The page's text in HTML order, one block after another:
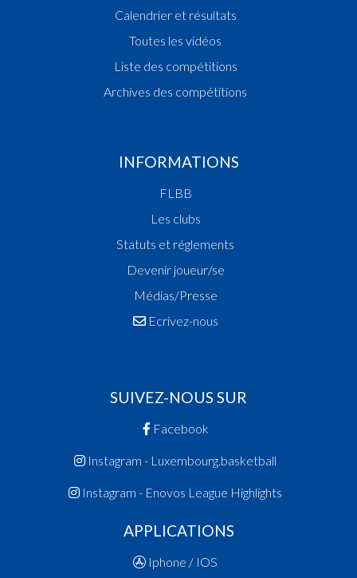
Calendrier et résultats
Toutes les vidéos
Liste des compétitions
Archives des compétitions
INFORMATIONS
FLBB
Les clubs
Statuts et réglements
Devenir joueur/se
Médias/Presse
Ecrivez-nous
SUIVEZ-NOUS SUR
Facebook
Instagram - Luxembourg.basketball
Instagram - Enovos League Highlights
APPLICATIONS
Iphone / IOS